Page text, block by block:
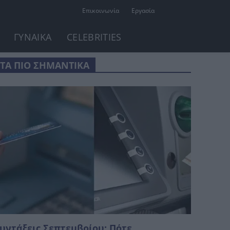
Επικοινωνία Εργασία
ΓΥΝΑΙΚΑ CELEBRITIES
ΤΑ ΠΙΟ ΣΗΜΑΝΤΙΚΑ